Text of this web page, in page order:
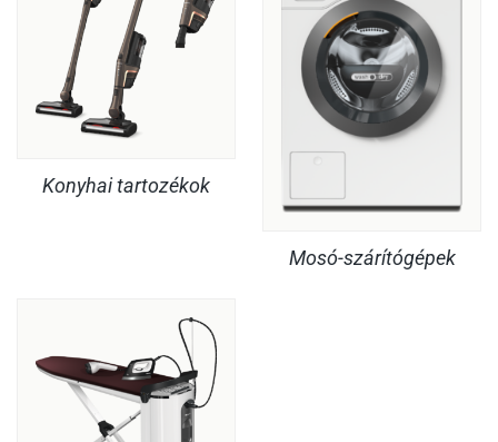
Konyhai tartozékok
Mosó-szárítógépek